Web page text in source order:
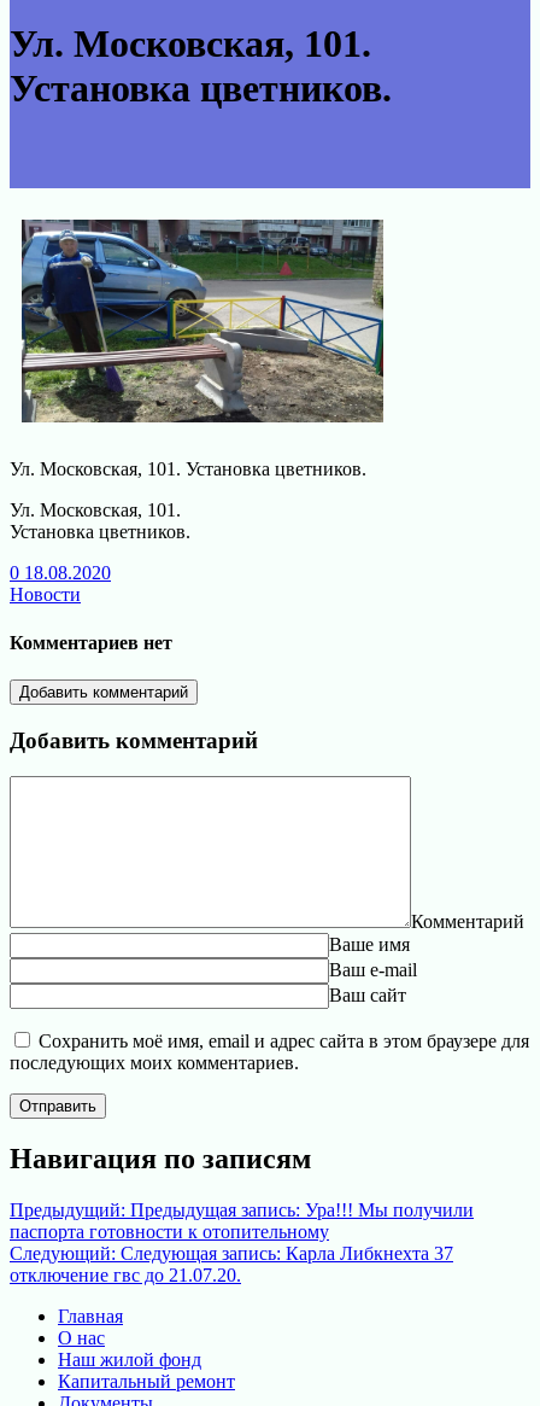
Ул. Московская, 101.
Установка цветников.
Ул. Московская, 101. Установка цветников.
Ул. Московская, 101.
Установка цветников.
0 18.08.2020
Новости
Комментариев нет
Добавить комментарий
Добавить комментарий
Комментарий
Ваше имя
Ваш e-mail
Ваш сайт
Сохранить моё имя, email и адрес сайта в этом браузере для
последующих моих комментариев.
Навигация по записям
Предыдущий: Предыдущая запись: Ура!!! Мы получили
паспорта готовности к отопительному
Следующий: Следующая запись: Карла Либкнехта 37
отключение гвс до 21.07.20.
Главная
О нас
Наш жилой фонд
Капитальный ремонт